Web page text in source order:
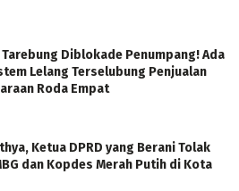
Diblokade Penumpang! Ada
Lelang Terselubung Penjualan
Roda Empat
Ketua DPRD yang Berani Tolak
dan Kopdes Merah Putih di Kota